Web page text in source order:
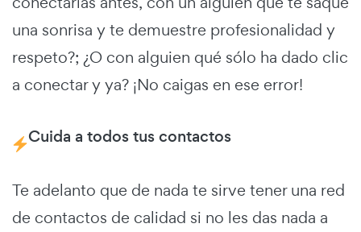
una sonrisa y te demuestre profesionalidad y
respeto?; ¿O con alguien qué sólo ha dado clic
a conectar y ya? ¡No caigas en ese error!
Cuida a todos tus contactos
Te adelanto que de nada te sirve tener una red
de contactos de calidad si no les das nada a